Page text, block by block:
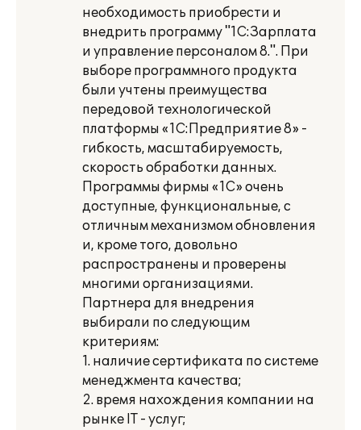
необходимость приобрести и
внедрить программу "1С:Зарплата
и управление персоналом 8.". При
выборе программного продукта
были учтены преимущества
передовой технологической
платформы «1С:Предприятие 8» -
гибкость, масштабируемость,
скорость обработки данных.
Программы фирмы «1С» очень
доступные, функциональные, с
отличным механизмом обновления
и, кроме того, довольно
распространены и проверены
многими организациями.
Партнера для внедрения
выбирали по следующим
критериям:
1. наличие сертификата по системе
менеджмента качества;
2. время нахождения компании на
рынке IT - услуг;